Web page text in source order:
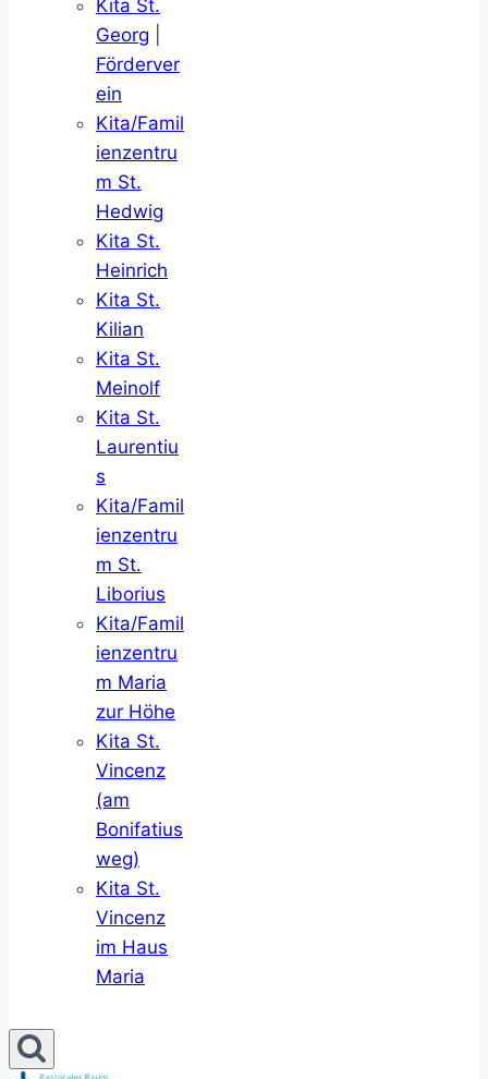
Kita St.
Georg
Förderver
ein
Kita/Famil
ienzentru
m St.
Hedwig
Kita St.
Heinrich
Kita St.
Kilian
Kita St.
Meinolf
Kita St.
Laurentiu
s
Kita/Famil
ienzentru
m St.
Liborius
Kita/Famil
ienzentru
m Maria
zur Höhe
Kita St.
Vincenz
(am
Bonifatius
weg)
Kita St.
Vincenz
im Haus
Maria